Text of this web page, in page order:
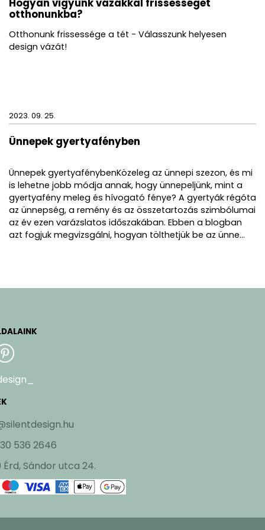
Hogyan vigyünk vázákkal frissességet
otthonunkba?
Otthonunk frissessége a tét - Válasszunk helyesen
design vázát!
2023. 09. 25.
Ünnepek gyertyafényben
Ünnepek gyertyafénybenKözeleg az ünnepi szezon, és mi
is lehetne jobb módja annak, hogy ünnepeljünk, mint a
gyertyafény meleg és hívogató fénye? A gyertyák régóta
az ünnepség, a remény és az összetartozás szimbólumai
az év ezen varázslatos időszakában. Ebben a blogban
azt fogjuk megvizsgálni, hogyan tölthetjük be az ünne...
536 2646
Érd, Sándor utca 24.